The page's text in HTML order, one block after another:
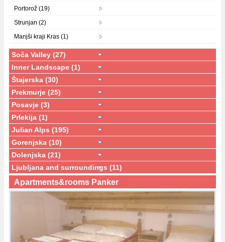
Portorož (19)
Strunjan (2)
Manjši kraji Kras (1)
Soča Valley (27)
Inner Landscape (1)
Štajerska (30)
Prekmurje (25)
Posavje (3)
Prlekija (1)
Julian Alps (195)
Gorenjska (10)
Dolenjska (21)
Ljubljana and surroundings (11)
Apartments&rooms Panker